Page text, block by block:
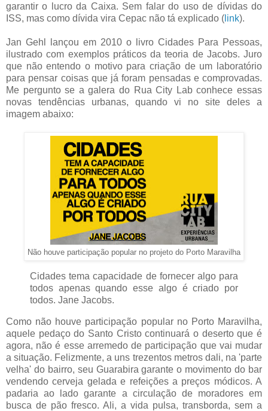
garantir o lucro da Caixa. Sem falar do uso de dívidas do
ISS, mas como dívida vira Cepac não tá explicado ( link).
Jan Gehl lançou em 2010 o livro Cidades Para Pessoas,
ilustrado com exemplos práticos da teoria de Jacobs. Juro
que não entendo o motivo para criação de um laboratório
para pensar coisas que já foram pensadas e comprovadas.
Me pergunto se a galera do Rua City Lab conhece essas
novas tendências urbanas, quando vi no site deles a
imagem abaixo:
Não houve participação popular no projeto do Porto Maravilha
Cidades tema capacidade de fornecer algo para
todos apenas quando esse algo é criado por
todos. Jane Jacobs.
Como não houve participação popular no Porto Maravilha,
aquele pedaço do Santo Cristo continuará o deserto que é
agora, não é esse arremedo de participação que vai mudar
a situação. Felizmente, a uns trezentos metros dali, na 'parte
velha' do bairro, seu Guarabira garante o movimento do bar
vendendo cerveja gelada e refeições a preços módicos. A
padaria ao lado garante a circulação de moradores em
busca de pão fresco. Ali, a vida pulsa, transborda, sem a